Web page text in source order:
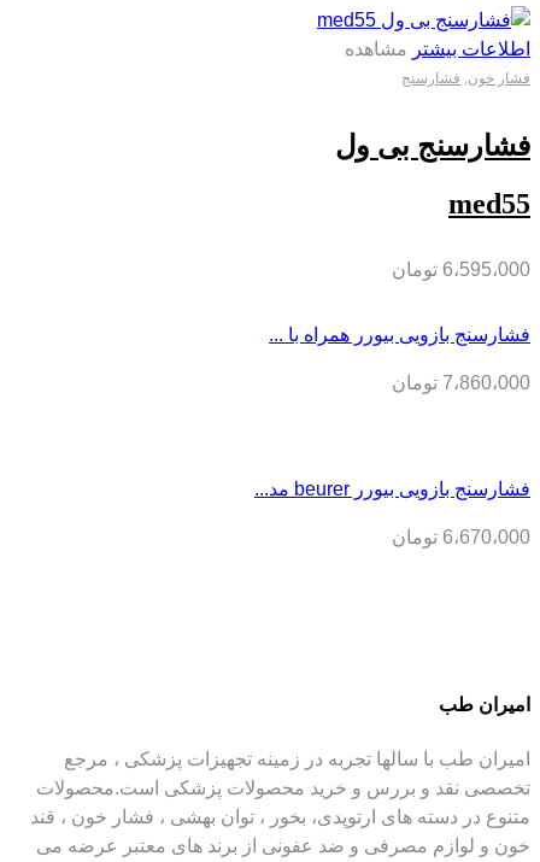
اطلاعات بیشتر مشاهده
فشار خون فشارسنج
فشارسنج بی ول
med55
6،595،000 تومان
فشارسنج بازویی بیورر همراه با ...
7،860،000 تومان
فشارسنج بازویی بیورر beurer مد...
6،670،000 تومان
امیران طب
امیران طب با سالها تجربه در زمینه تجهیزات پزشکی ، مرجع
تخصصی نقد و بررس و خرید محصولات پزشکی است.محصولات
متنوع در دسته های ارتوپدی، بخور ، توان بهشی ، فشار خون ، قند
خون و لوازم مصرفی و ضد عفونی از برند های معتبر عرضه می